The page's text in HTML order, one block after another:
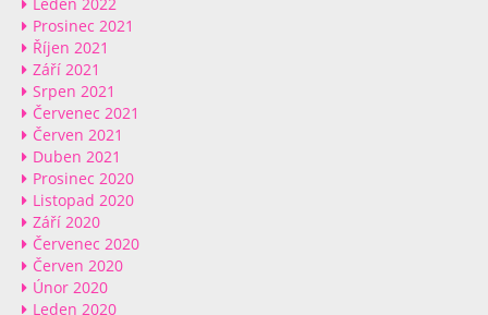
Prosinec 2021
Říjen 2021
Září 2021
Srpen 2021
Červenec 2021
Červen 2021
Duben 2021
Prosinec 2020
Listopad 2020
Září 2020
Červenec 2020
Červen 2020
Únor 2020
Leden 2020